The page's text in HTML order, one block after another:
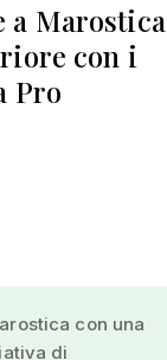
a Marostica
con i
Pro
con una
di